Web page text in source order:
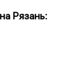
Рязань: